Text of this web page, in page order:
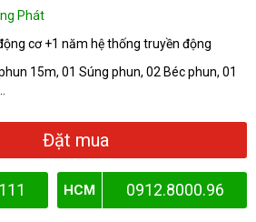
Phát
cơ +1 năm hệ thống truyền động
15m, 01 Súng phun, 02 Béc phun, 01
Đặt mua
HCM 0912.8000.96